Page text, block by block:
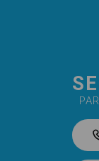
Pour les salles
offrant des parcours
esthétique, durable
triangulaire,
offrant des
l'inclinaison du mur,
aux dévers pour des
conviendra aux murs
mouvements de pied
Un volume